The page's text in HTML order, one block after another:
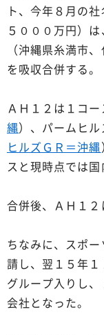
ト、今年８月の
５０００万円）
（沖縄県糸満市
を吸収合併する。
ＡＨ１２は１コー
縄）、パームヒ
ヒルズＧＲ＝沖縄
スと現時点では国
合併後、ＡＨ１２
ちなみに、スポ
請し、翌１５年
グループ入りし
会社となった。